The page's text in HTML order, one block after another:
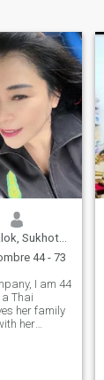
Tailandia
44 - 73
I am 44
Thai
her family
her